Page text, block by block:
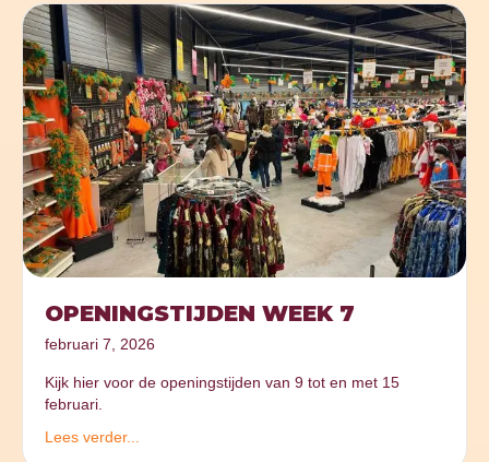
OPENINGSTIJDEN WEEK 7
februari 7, 2026
Kijk hier voor de openingstijden van 9 tot en met 15
februari.
Lees verder...